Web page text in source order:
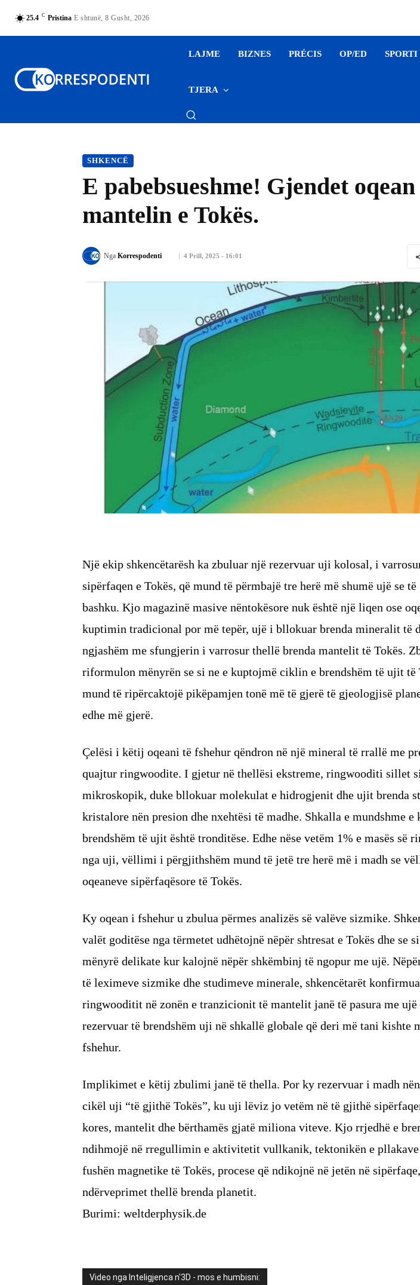
25.4 C Pristina E shtunë, 8 Gusht, 2026
LAJME BIZNES PRÉCIS OP/ED SPORTI
TJERA
SHKENCË
E pabebsueshme! Gjendet
mantelin e Tokës.
4 Prill, 2025 - 16:01
Nga Korrespodenti
Një ekip shkencëtarësh ka zbuluar një rezervuar uji kolosal, i
sipërfaqen e Tokës, që mund të përmbajë tre herë më shumë ujë se
bashku. Kjo magazinë masive nëntokësore nuk është një liqen ose
kuptimin tradicional por më tepër, ujë i bllokuar brenda mineralit të
ngjashëm me sfungjerin i varrosur thellë brenda mantelit të Tokës.
riformulon mënyrën se si ne e kuptojmë ciklin e brendshëm të ujit të
mund të ripërcaktojë pikëpamjen tonë më të gjerë të gjeologjisë
edhe më gjerë.
Çelësi i këtij oqeani të fshehur qëndron në një mineral të rrallë me
quajtur ringwoodite. I gjetur në thellësi ekstreme, ringwooditi sillet
mikroskopik, duke bllokuar molekulat e hidrogjenit dhe ujit brenda
kristalore nën presion dhe nxehtësi të madhe. Shkalla e mundshme
brendshëm të ujit është tronditëse. Edhe nëse vetëm 1% e masës së
nga uji, vëllimi i përgjithshëm mund të jetë tre herë më i madh se
oqeaneve sipërfaqësore të Tokës.
Ky oqean i fshehur u zbulua përmes analizës së valëve sizmike.
valët goditëse nga tërmetet udhëtojnë nëpër shtresat e Tokës dhe se
mënyrë delikate kur kalojnë nëpër shkëmbinj të ngopur me ujë.
të leximeve sizmike dhe studimeve minerale, shkencëtarët
ringwooditit në zonën e tranzicionit të mantelit janë të pasura me
rezervuar të brendshëm uji në shkallë globale që deri më tani kishte
fshehur.
Implikimet e këtij zbulimi janë të thella. Por ky rezervuar i madh
cikël uji “të gjithë Tokës”, ku uji lëviz jo vetëm në të gjithë
kores, mantelit dhe bërthamës gjatë miliona viteve. Kjo rrjedhë e
ndihmojë në rregullimin e aktivitetit vullkanik, tektonikën e pllakave
fushën magnetike të Tokës, procese që ndikojnë në jetën në
ndërveprimet thellë brenda planetit.
Burimi: weltderphysik.de
Video nga Inteligjenca n'3D - mos e humbisni: